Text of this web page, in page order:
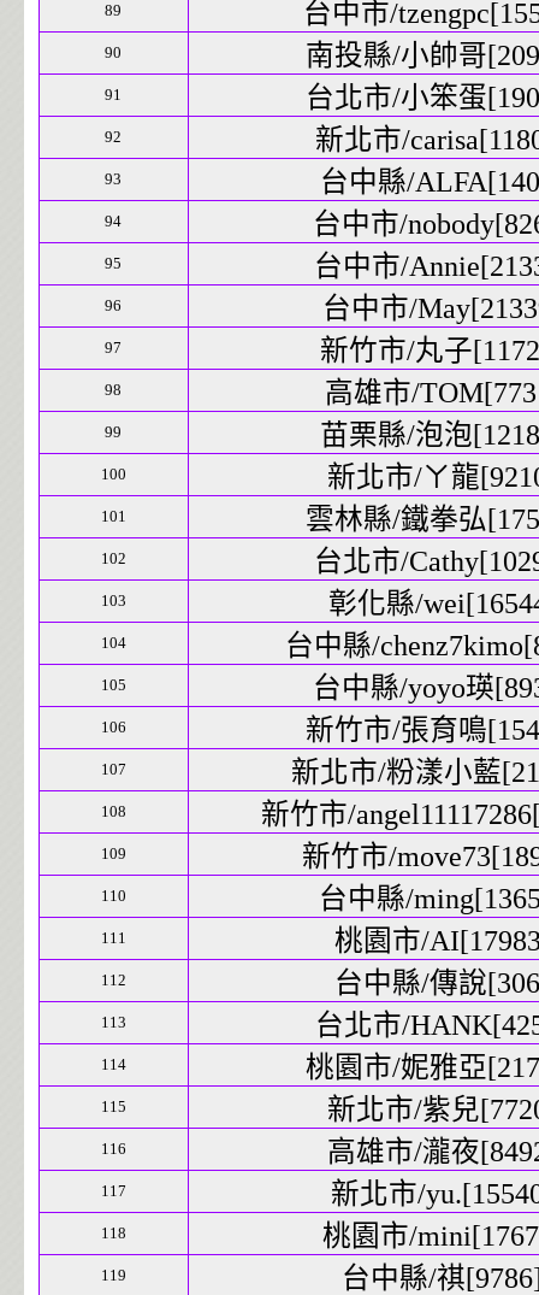
89 台中市/
90 南投縣/小帥哥
91 台北市/小笨蛋
92 新北市/
93 台中縣/
94 台中市/
95 台中市/
96 台中市/
97 新竹市/丸子
98 高雄市/
99 苗栗縣/泡泡
100 新北市/ㄚ龍
101 雲林縣/鐵拳弘
102 台北市/
103 彰化縣/
104 台中縣/
105 台中縣/yoyo瑛
106 新竹市/張育鳴
107 新北市/粉漾小藍
108 新竹市/
109 新竹市/
110 台中縣/
111 桃園市/
112 台中縣/傳說
113 台北市/
114 桃園市/妮雅亞
115 新北市/紫兒
116 高雄市/瀧夜
117 新北市/
118 桃園市/
119 台中縣/祺